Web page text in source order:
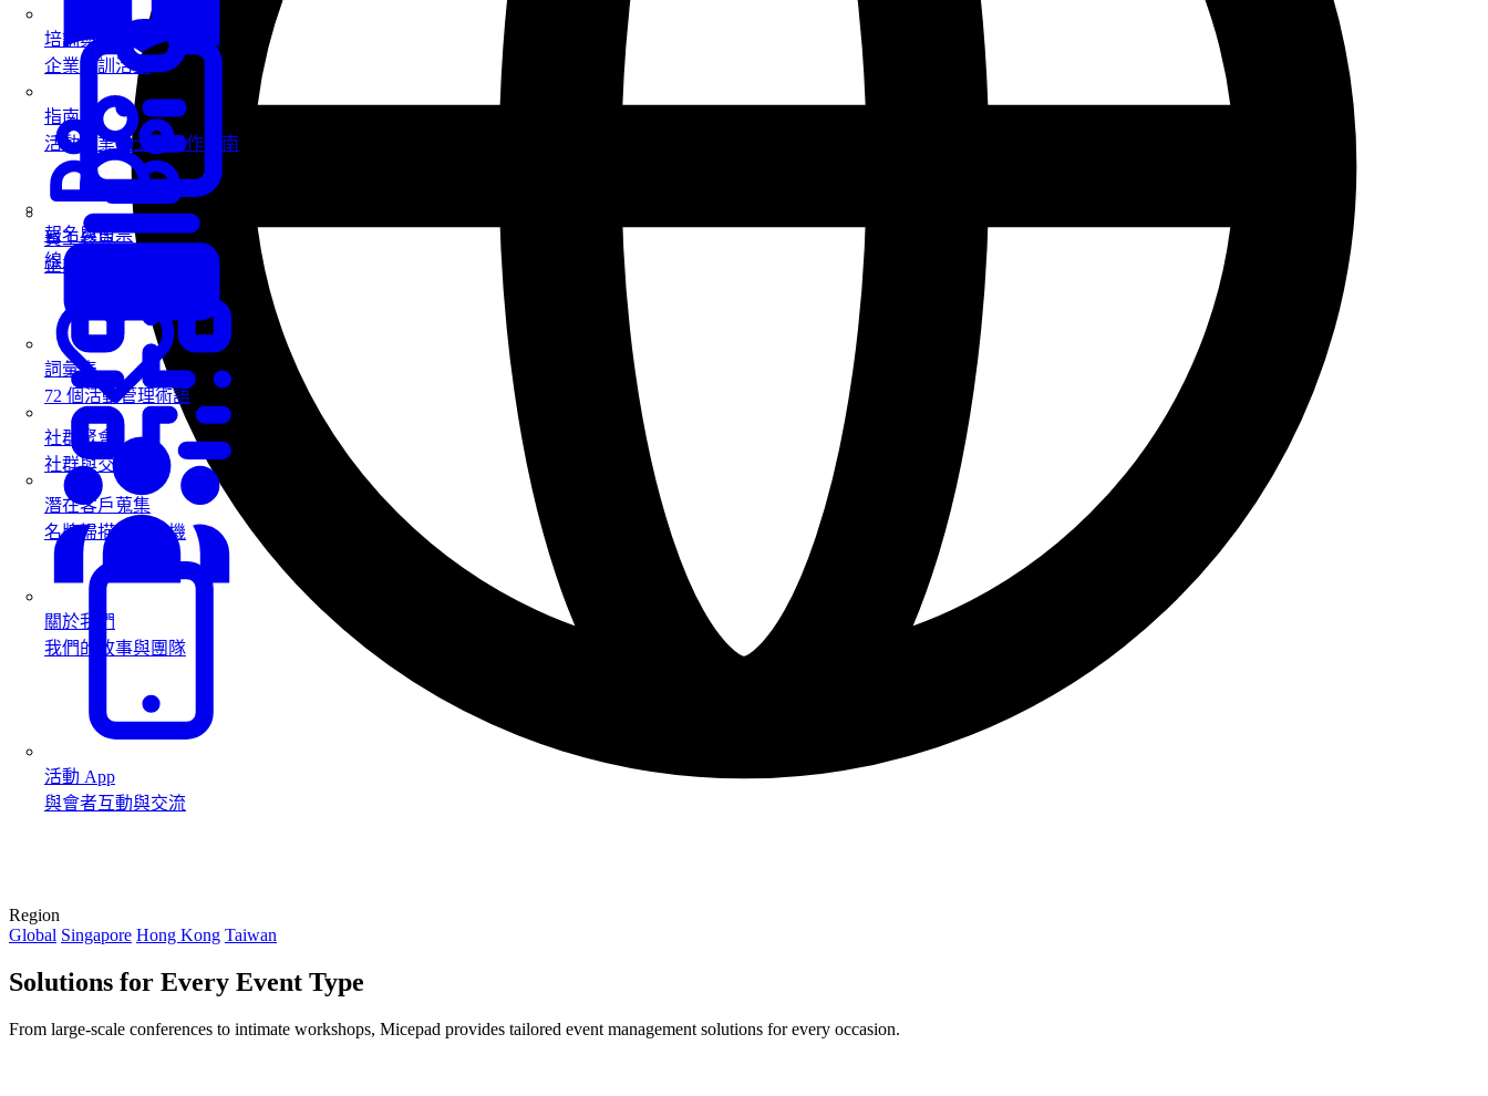
報名與售票
線上報名與售票
潛在客戶蒐集
名牌掃描蒐集商機
活動 App
與會者互動與交流
培訓與工作坊
企業培訓活動
員工參與
企業內部活動
社群聚會
社群與交流活動
指南
活動專業人士的操作指南
詞彙表
72 個活動管理術語
關於我們
我們的故事與團隊
Region
Global Singapore Hong Kong Taiwan
Solutions for Every Event Type
From large-scale conferences to intimate workshops, Micepad provides tailored event management solutions for every occasion.